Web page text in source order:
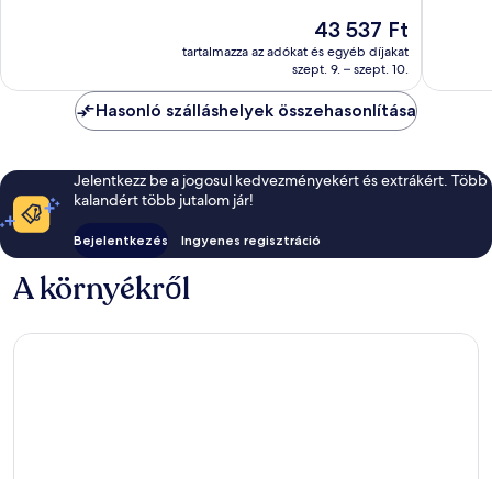
Grâce
Az
ár
43 537 Ft
43 537 Ft
tartalmazza az adókat és egyéb díjakat
szept. 9. – szept. 10.
Grâce
Hasonló szálláshelyek összehasonlítása
Jelentkezz be a jogosul kedvezményekért és extrákért. Több
kalandért több jutalom jár!
Bejelentkezés Ingyenes regisztráció
A környékről